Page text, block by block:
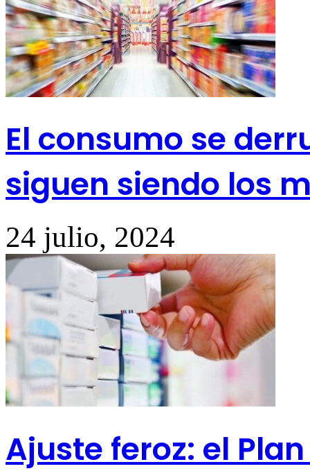
El consumo se
siguen siendo los
24 julio, 2024
Ajuste feroz: el